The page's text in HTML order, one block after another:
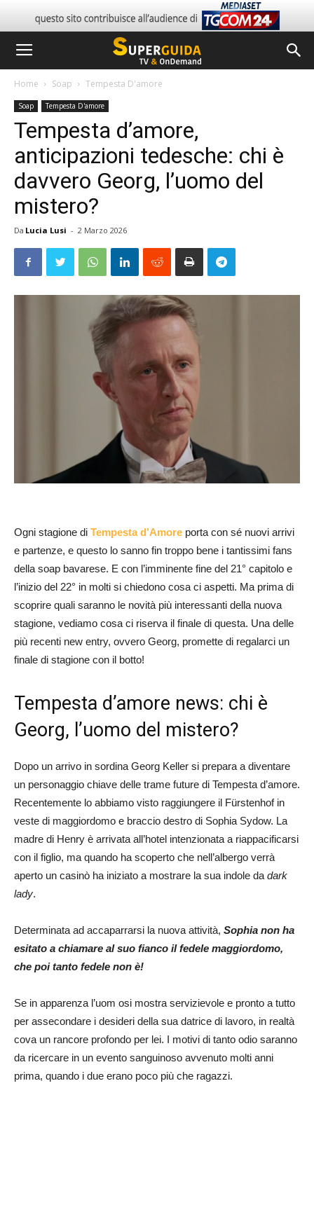
Home Soap Tempesta D'amore
Soap Tempesta D'amore
Tempesta d’amore,
anticipazioni tedesche: chi è
davvero Georg, l’uomo del
mistero?
Da Lucia Lusi - 2 Marzo 2026
Ogni stagione di Tempesta d’Amore porta con sé nuovi arrivi
e partenze, e questo lo sanno fin troppo bene i tantissimi fans
della soap bavarese. E con l’imminente fine del 21° capitolo e
l’inizio del 22° in molti si chiedono cosa ci aspetti. Ma prima di
scoprire quali saranno le novità più interessanti della nuova
stagione, vediamo cosa ci riserva il finale di questa. Una delle
più recenti new entry, ovvero Georg, promette di regalarci un
finale di stagione con il botto!
Tempesta d’amore news: chi è
Georg, l’uomo del mistero?
Dopo un arrivo in sordina Georg Keller si prepara a diventare
un personaggio chiave delle trame future di Tempesta d’amore.
Recentemente lo abbiamo visto raggiungere il Fürstenhof in
veste di maggiordomo e braccio destro di Sophia Sydow. La
madre di Henry è arrivata all’hotel intenzionata a riappacificarsi
con il figlio, ma quando ha scoperto che nell’albergo verrà
aperto un casinò ha iniziato a mostrare la sua indole da dark
lady.
Determinata ad accaparrarsi la nuova attività, Sophia non ha
esitato a chiamare al suo fianco il fedele maggiordomo,
che poi tanto fedele non è!
Se in apparenza l’uom osi mostra servizievole e pronto a tutto
per assecondare i desideri della sua datrice di lavoro, in realtà
cova un rancore profondo per lei. I motivi di tanto odio saranno
da ricercare in un evento sanguinoso avvenuto molti anni
prima, quando i due erano poco più che ragazzi.